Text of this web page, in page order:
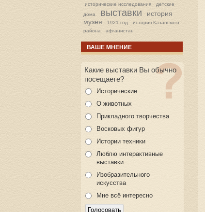
исторические исследования
детские
дома
выставки
история
музея
1921 год
история Казанского
района
афганистан
ВАШЕ МНЕНИЕ
Какие выставки Вы обычно
посещаете?
Исторические
О животных
Прикладного творчества
Восковых фигур
Истории техники
Люблю интерактивные
выставки
Изобразительного
искусства
Мне всё интересно